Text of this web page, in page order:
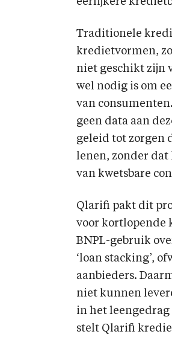
Traditionele
kredietvormen,
niet geschikt zijn
wel nodig is om
van
geen data aan
geleid tot zorgen
lenen, zonder dat
van kwetsbare
Qlarifi pakt dit
voor kortlopende
BNPL-gebruik
‘loan stacking’,
aanbieders.
niet kunnen
in het leengedrag
stelt Qlarifi